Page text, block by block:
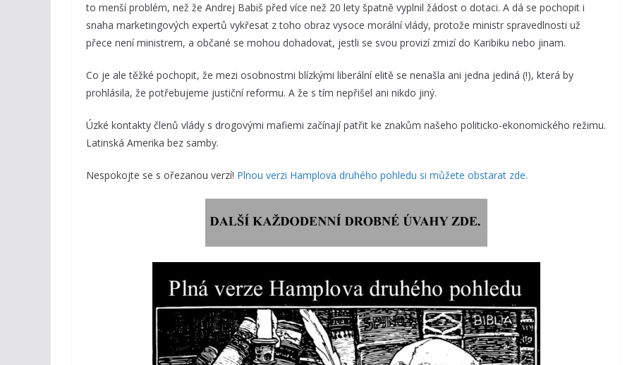
to menší problém, než že Andrej Babiš před více než 20 lety špatně vyplnil žádost o dotaci. A dá se pochopit i
snaha marketingových expertů vykřesat z toho obraz vysoce morální vlády, protože ministr spravedlnosti už
přece není ministrem, a občané se mohou dohadovat, jestli se svou provizí zmizí do Karibiku nebo jinam.
Co je ale těžké pochopit, že mezi osobnostmi blízkými liberální elitě se nenašla ani jedna jediná (!), která by
prohlásila, že potřebujeme justiční reformu. A že s tím nepřišel ani nikdo jiný.
Úzké kontakty členů vlády s drogovými mafiemi začínají patřit ke znakům našeho politicko-ekonomického režimu.
Latinská Amerika bez samby.
Nespokojte se s ořezanou verzí! Plnou verzi Hamplova druhého pohledu si můžete obstarat zde.